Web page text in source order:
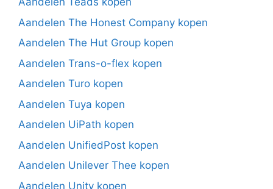
Aandelen The Honest Company kopen
Aandelen The Hut Group kopen
Aandelen Trans-o-flex kopen
Aandelen Turo kopen
Aandelen Tuya kopen
Aandelen UiPath kopen
Aandelen UnifiedPost kopen
Aandelen Unilever Thee kopen
Aandelen Unity kopen